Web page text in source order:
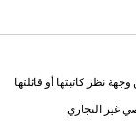
نظر كاتبتها أو قائلتها
غير التجاري